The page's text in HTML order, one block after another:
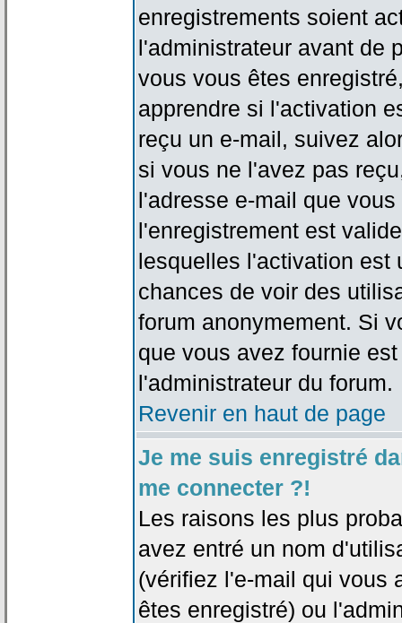
enregistrements soient
l'administrateur avant de
vous vous êtes
apprendre si l'activation
reçu un e-mail, suivez
si vous ne l'avez pas
l'adresse e-mail que
l'enregistrement est
lesquelles l'activation est
chances de voir des
forum anonymement. Si
que vous avez fournie
l'administrateur du forum.
Revenir en haut de page
Je me suis enregistré
me connecter ?!
Les raisons les plus
avez entré un nom
(vérifiez l'e-mail qui vous
êtes enregistré) ou